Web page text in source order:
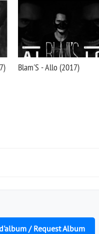
Blam'S - Allo (2017)
/ Request Album